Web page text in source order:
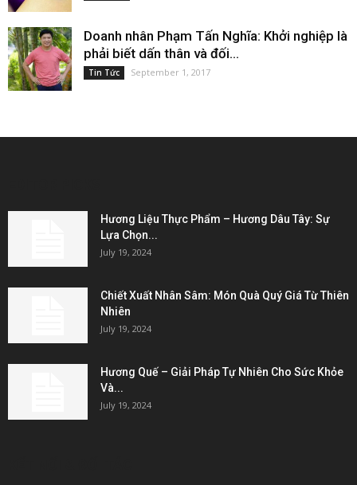
Doanh nhân Phạm Tấn Nghĩa: Khởi nghiệp là
phải biết dấn thân và đối...
Tin Tức September 1, 2017
Hương Liệu Thực Phẩm – Hương Dâu Tây: Sự
Lựa Chọn...
July 19, 2024
Chiết Xuất Nhân Sâm: Món Quà Quý Giá Từ Thiên
Nhiên
July 19, 2024
Hương Quế – Giải Pháp Tự Nhiên Cho Sức Khỏe
Và...
July 19, 2024